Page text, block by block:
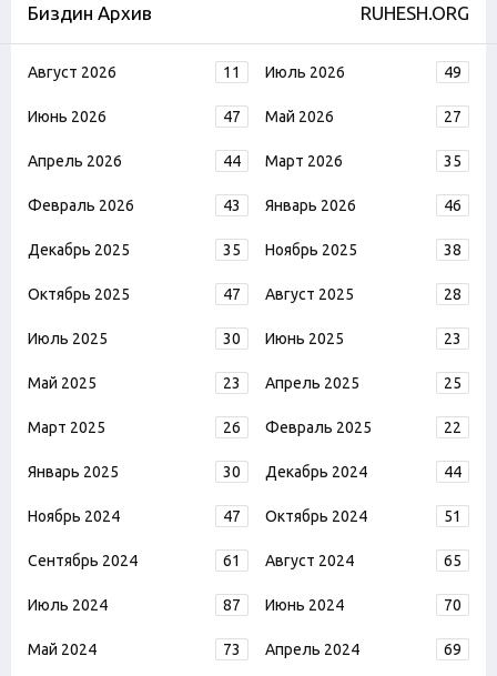
Биздин Архив RUHESH.ORG
Август 2026 11 Июль 2026 49
Июнь 2026 47 Май 2026 27
Апрель 2026 44 Март 2026 35
Февраль 2026 43 Январь 2026 46
Декабрь 2025 35 Ноябрь 2025 38
Октябрь 2025 47 Август 2025 28
Июль 2025 30 Июнь 2025 23
Май 2025 23 Апрель 2025 25
Март 2025 26 Февраль 2025 22
Январь 2025 30 Декабрь 2024 44
Ноябрь 2024 47 Октябрь 2024 51
Сентябрь 2024 61 Август 2024 65
Июль 2024 87 Июнь 2024 70
Май 2024 73 Апрель 2024 69